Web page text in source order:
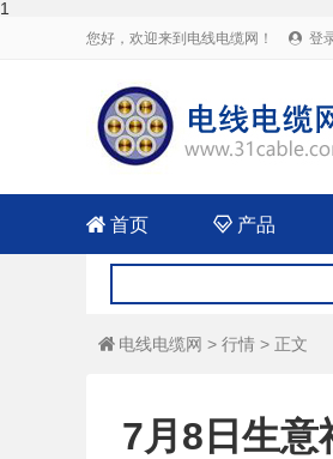
1
您好，欢迎来到电线电缆网！  登
 首页 产品
 电线电缆网 > 行情 > 正文
7月8日生意